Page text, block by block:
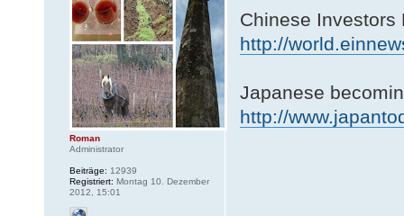
Chinese Investors
http://
Japanese
http://
Roman
Administrator
Beiträge: 12939
Registriert: Montag 10. Dezember
2012, 15:01